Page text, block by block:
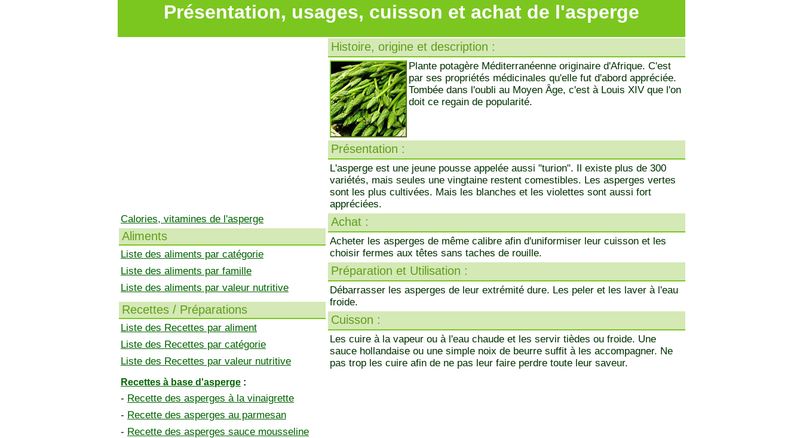
Présentation, usages, cuisson et achat de l'asperge
Calories, vitamines de l'asperge
Aliments
Liste des aliments par catégorie
Liste des aliments par famille
Liste des aliments par valeur nutritive
Recettes / Préparations
Liste des Recettes par aliment
Liste des Recettes par catégorie
Liste des Recettes par valeur nutritive
Recettes à base d'asperge :
- Recette des asperges à la vinaigrette
- Recette des asperges au parmesan
- Recette des asperges sauce mousseline
Histoire, origine et description :
Plante potagère Méditerranéenne originaire d'Afrique. C'est
par ses propriétés médicinales qu'elle fut d'abord appréciée.
Tombée dans l'oubli au Moyen Âge, c'est à Louis XIV que l'on
doit ce regain de popularité.
Présentation :
L'asperge est une jeune pousse appelée aussi "turion". Il existe plus de 300
variétés, mais seules une vingtaine restent comestibles. Les asperges vertes
sont les plus cultivées. Mais les blanches et les violettes sont aussi fort
appréciées.
Achat :
Acheter les asperges de même calibre afin d'uniformiser leur cuisson et les
choisir fermes aux têtes sans taches de rouille.
Préparation et Utilisation :
Débarrasser les asperges de leur extrémité dure. Les peler et les laver à l'eau
froide.
Cuisson :
Les cuire à la vapeur ou à l'eau chaude et les servir tièdes ou froide. Une
sauce hollandaise ou une simple noix de beurre suffit à les accompagner. Ne
pas trop les cuire afin de ne pas leur faire perdre toute leur saveur.